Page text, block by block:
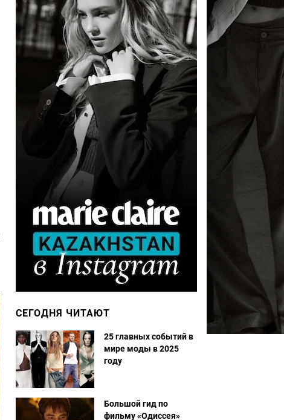
СЕГОДНЯ ЧИТАЮТ
25 главных событий в
мире моды в 2025
году
Большой гид по
фильму «Одиссея»